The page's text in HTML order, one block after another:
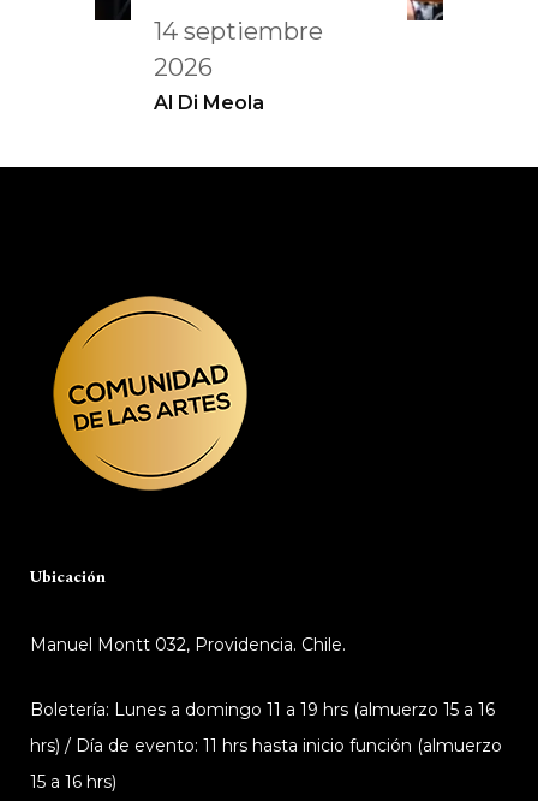
14 septiembre
2026
Al Di Meola
Ubicación
Manuel Montt 032, Providencia. Chile.
Boletería: Lunes a domingo 11 a 19 hrs (almuerzo 15 a 16
hrs) / Día de evento: 11 hrs hasta inicio función (almuerzo
15 a 16 hrs)